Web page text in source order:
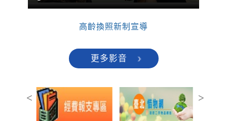
高齡換照新制宣導
更多影音
上一張 下一張